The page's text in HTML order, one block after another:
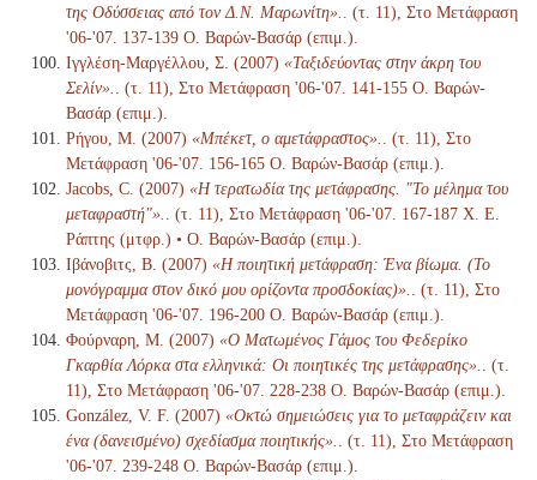
της Οδύσσειας από τον Δ.Ν. Μαρωνίτη».
. (τ. 11), Στο Μετάφραση
'06-'07. 137-139 Ο. Βαρών-Βασάρ (επιμ.).
Ιγγλέση-Μαργέλλου, Σ. (2007) «Ταξιδεύοντας στην άκρη του
Σελίν».
. (τ. 11), Στο Μετάφραση '06-'07. 141-155 Ο. Βαρών-
Βασάρ (επιμ.).
Ρήγου, Μ. (2007) «Μπέκετ, ο αμετάφραστος».
. (τ. 11), Στο
Μετάφραση '06-'07. 156-165 Ο. Βαρών-Βασάρ (επιμ.).
Jacobs, C. (2007) «Η τερατωδία της μετάφρασης. "Το μέλημα του
μεταφραστή"».
. (τ. 11), Στο Μετάφραση '06-'07. 167-187 Χ. Ε.
Ράπτης (μτφρ.) • Ο. Βαρών-Βασάρ (επιμ.).
Ιβάνοβιτς, Β. (2007) «Η ποιητική μετάφραση: Ένα βίωμα. (Το
μονόγραμμα στον δικό μου ορίζοντα προσδοκίας)».
. (τ. 11), Στο
Μετάφραση '06-'07. 196-200 Ο. Βαρών-Βασάρ (επιμ.).
Φούρναρη, Μ. (2007) «Ο Ματωμένος Γάμος του Φεδερίκο
Γκαρθία Λόρκα στα ελληνικά: Οι ποιητικές της μετάφρασης».
. (τ.
11), Στο Μετάφραση '06-'07. 228-238 Ο. Βαρών-Βασάρ (επιμ.).
González, V. F. (2007) «Οκτώ σημειώσεις για το μεταφράζειν και
ένα (δανεισμένο) σχεδίασμα ποιητικής».
. (τ. 11), Στο Μετάφραση
'06-'07. 239-248 Ο. Βαρών-Βασάρ (επιμ.).